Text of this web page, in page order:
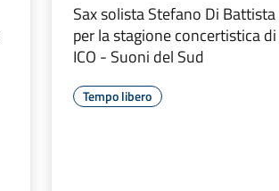
Sax solista Stefano Di Battista
per la stagione concertistica di
ICO - Suoni del Sud
Tempo libero